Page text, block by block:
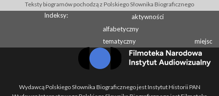
Teksty biogramów pochodzą z Polskiego Słownika Biograficznego
Indeksy:
aktywności
alfabetyczny
tematyczny
miejsc
Wydawcą Polskiego Słownika Biograficznego jest Instytut Historii PAN